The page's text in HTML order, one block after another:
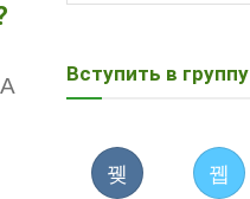
A Вступить в группу